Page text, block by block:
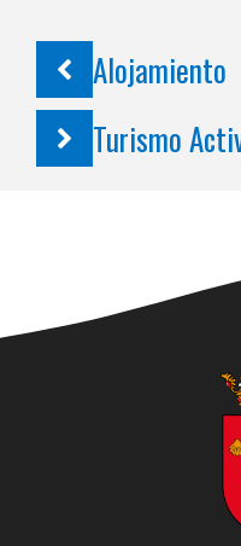
Alojamiento
Turismo